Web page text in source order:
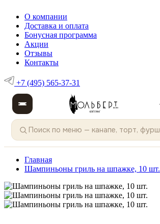
О компании
Доставка и оплата
Бонусная программа
Акции
Отзывы
Контакты
+7 (495) 565-37-31
Главная
Шампиньоны гриль на шпажке, 10 шт.